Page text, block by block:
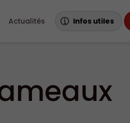
Actualités Infos utiles